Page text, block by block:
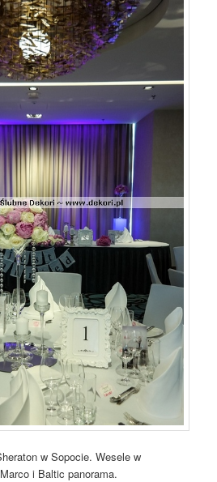
w Sopocie. Wesele w
i Baltic panorama.